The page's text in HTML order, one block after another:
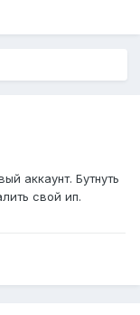
аккаунт. Бутнуть
свой ип.